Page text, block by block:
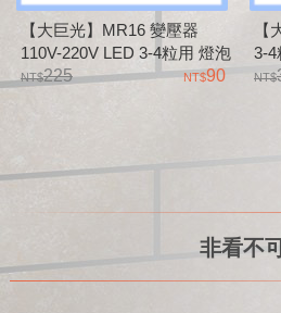
【大巨光】MR16 變壓器
110V-220V LED 3-4粒用 燈泡
0488225 90
3-4
非看不